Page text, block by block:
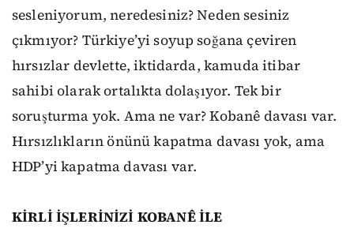
sesleniyorum, neredesiniz? Neden sesiniz
çıkmıyor? Türkiye’yi soyup soğana çeviren
hırsızlar devlette, iktidarda, kamuda itibar
sahibi olarak ortalıkta dolaşıyor. Tek bir
soruşturma yok. Ama ne var? Kobanê davası var.
Hırsızlıkların önünü kapatma davası yok, ama
HDP’yi kapatma davası var.
KİRLİ İŞLERİNİZİ KOBANÊ İLE